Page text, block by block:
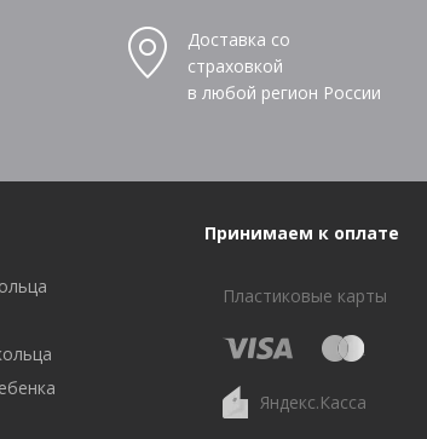
Доставка со
страховкой
в любой регион России
Принимаем к оплате
Пластиковые карты
Яндекс.Касса